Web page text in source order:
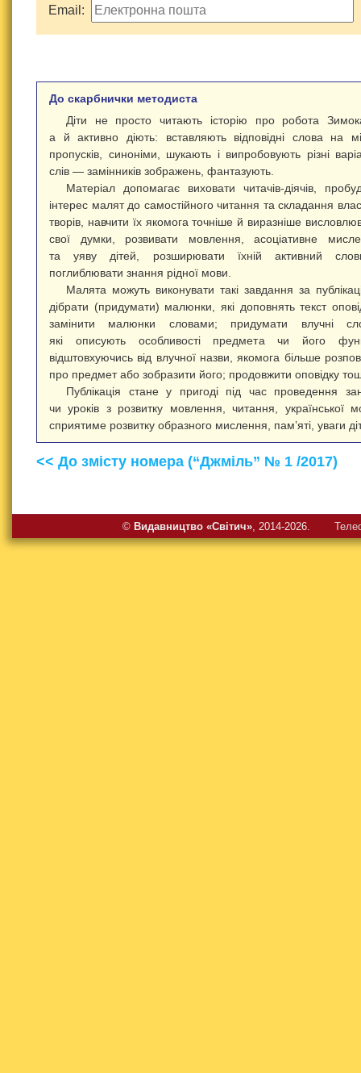
Email:
До скарбнички методиста
Діти не просто читають історію про робота
а й активно діють: вставляють відповідні слова на
пропусків, синоніми, шукають і випробовують різні
слів — замінників зображень, фантазують.
Матеріал допомагає виховати читачів-діячів,
інтерес малят до самостійного читання та складання
творів, навчити їх якомога точніше й виразніше
свої думки, розвивати мовлення, асоціативне
та уяву дітей, розширювати їхній активний
поглиблювати знання рідної мови.
Малята можуть виконувати такі завдання за
дібрати (придумати) малюнки, які доповнять текст
замінити малюнки словами; придумати влучні
які описують особливості предмета чи його
відштовхуючись від влучної назви, якомога більше
про предмет або зобразити його; продовжити оповідку
Публікація стане у пригоді під час проведення
чи уроків з розвитку мовлення, читання, української
сприятиме розвитку образного мислення, пам’яті, уваги
<< До змісту номера (“Джміль” № 1 /2017)
© Видавництво «Свiтич», 2014-2026.